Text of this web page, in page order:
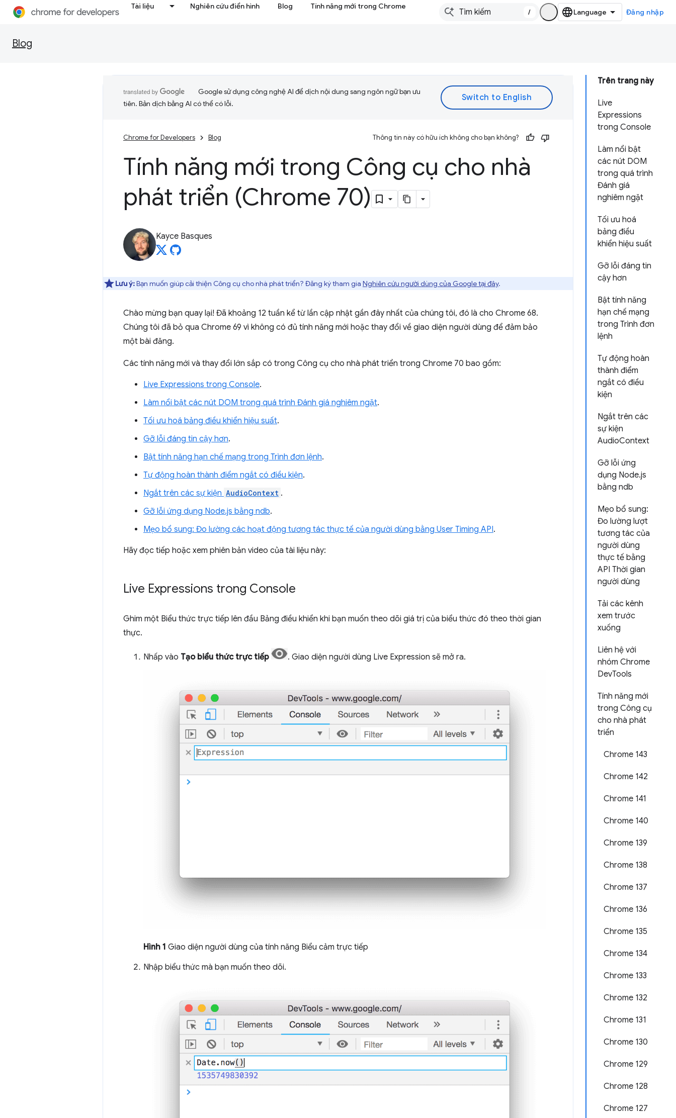
Tài liệu Nghiên cứu điển hình Blog Tính năng mới trong Chrome
/ Đăng nhập
Blog
Trên trang này
Live
Expressions
trong Console
Làm nổi bật
các nút DOM
trong quá trình
Đánh giá
nghiêm ngặt
Tối ưu hoá
bảng điều
khiển hiệu suất
Gỡ lỗi đáng tin
cậy hơn
Bật tính năng
hạn chế mạng
trong Trình đơn
lệnh
Tự động hoàn
thành điểm
ngắt có điều
kiện
Ngắt trên các
sự kiện
AudioContext
Gỡ lỗi ứng
dụng Node.js
bằng ndb
Mẹo bổ sung:
Đo lường lượt
tương tác của
người dùng
thực tế bằng
API Thời gian
người dùng
Tải các kênh
xem trước
xuống
Liên hệ với
nhóm Chrome
DevTools
Tính năng mới
trong Công cụ
cho nhà phát
triển
Chrome 143
Chrome 142
Chrome 141
Chrome 140
Chrome 139
Chrome 138
Chrome 137
Chrome 136
Chrome 135
Chrome 134
Chrome 133
Chrome 132
Chrome 131
Chrome 130
Chrome 129
Chrome 128
Chrome 127
Google sử dụng công nghệ AI để dịch nội dung sang ngôn ngữ bạn ưu
tiên. Bản dịch bằng AI có thể có lỗi.
Chrome for Developers Blog Thông tin này có hữu ích không cho bạn không?
Tính năng mới trong Công cụ cho nhà
phát triển (Chrome 70)
Kayce Basques
Lưu ý:Bạn muốn giúp cải thiện Công cụ cho nhà phát triển? Đăng ký tham gia Nghiên cứu người dùng của Google tại đây.
Chào mừng bạn quay lại! Đã khoảng 12 tuần kể từ lần cập nhật gần đây nhất của chúng tôi, đó là cho Chrome 68.
Chúng tôi đã bỏ qua Chrome 69 vì không có đủ tính năng mới hoặc thay đổi về giao diện người dùng để đảm bảo
một bài đăng.
Các tính năng mới và thay đổi lớn sắp có trong Công cụ cho nhà phát triển trong Chrome 70 bao gồm:
Live Expressions trong Console.
Làm nổi bật các nút DOM trong quá trình Đánh giá nghiêm ngặt.
Tối ưu hoá bảng điều khiển hiệu suất.
Gỡ lỗi đáng tin cậy hơn.
Bật tính năng hạn chế mạng trong Trình đơn lệnh.
Tự động hoàn thành điểm ngắt có điều kiện.
Ngắt trên các sự kiện AudioContext .
Gỡ lỗi ứng dụng Node.js bằng ndb.
Mẹo bổ sung: Đo lường các hoạt động tương tác thực tế của người dùng bằng User Timing API.
Hãy đọc tiếp hoặc xem phiên bản video của tài liệu này:
Live Expressions trong Console
Ghim một Biểu thức trực tiếp lên đầu Bảng điều khiển khi bạn muốn theo dõi giá trị của biểu thức đó theo thời gian
thực.
Nhấp vào Tạo biểu thức trực tiếp . Giao diện người dùng Live Expression sẽ mở ra.
Hình 1 Giao diện người dùng của tính năng Biểu cảm trực tiếp
Nhập biểu thức mà bạn muốn theo dõi.